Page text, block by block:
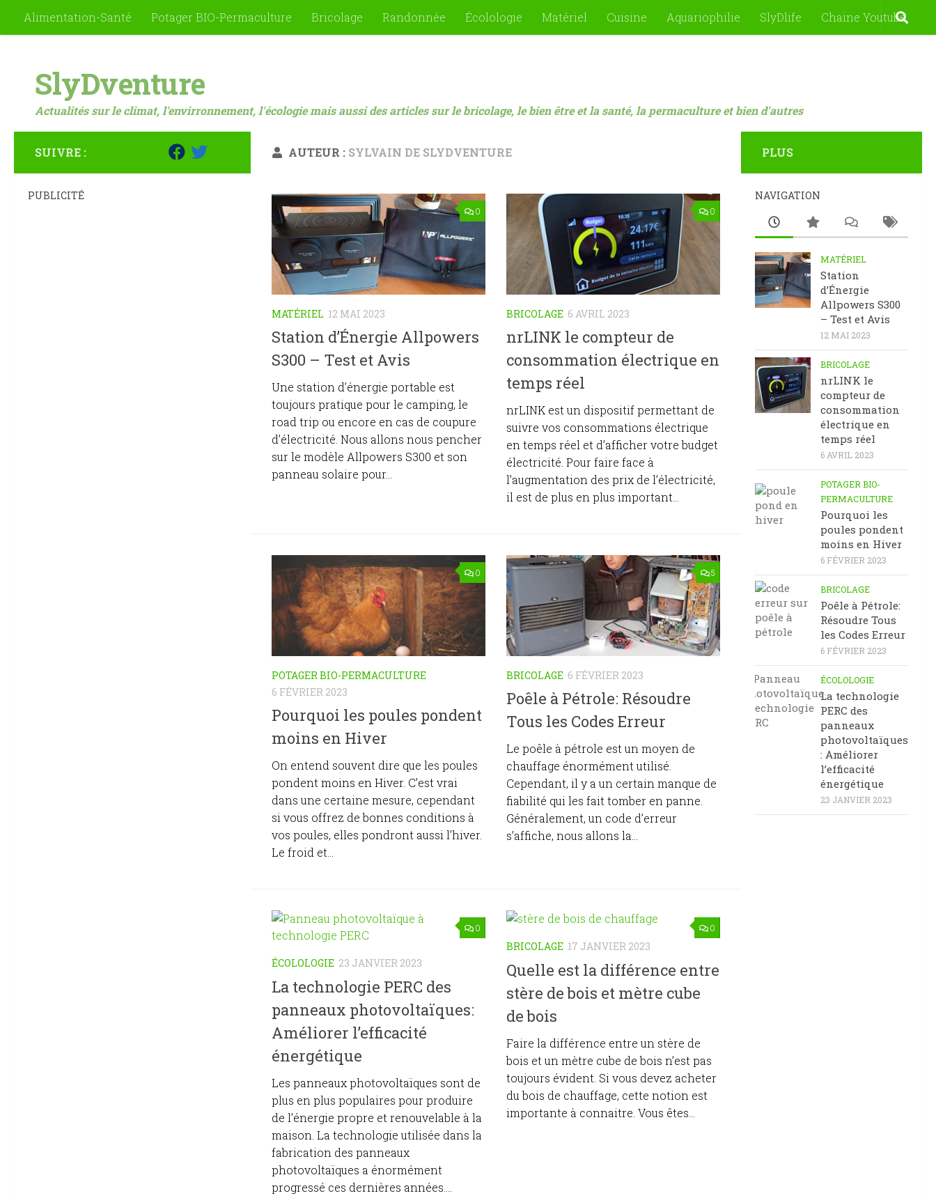
Skip to content
Alimentation-Santé Potager BIO-Permaculture Bricolage Randonnée Écolologie Matériel Cuisine Aquariophilie SlyDlife Chaine Youtube
SlyDventure
Actualités sur le climat, l'envirronnement, l'écologie mais aussi des articles sur le bricolage, le bien être et la santé, la permaculture et bien d'autres
AUTEUR : SYLVAIN DE SLYDVENTURE
0
MATÉRIEL 12 MAI 2023
Station d’Énergie Allpowers
S300 – Test et Avis
Une station d’énergie portable est
toujours pratique pour le camping, le
road trip ou encore en cas de coupure
d’électricité. Nous allons nous pencher
sur le modèle Allpowers S300 et son
panneau solaire pour...
0
BRICOLAGE 6 AVRIL 2023
nrLINK le compteur de
consommation électrique en
temps réel
nrLINK est un dispositif permettant de
suivre vos consommations électrique
en temps réel et d’afficher votre budget
électricité. Pour faire face à
l’augmentation des prix de l’électricité,
il est de plus en plus important...
0
POTAGER BIO-PERMACULTURE
6 FÉVRIER 2023
Pourquoi les poules pondent
moins en Hiver
On entend souvent dire que les poules
pondent moins en Hiver. C’est vrai
dans une certaine mesure, cependant
si vous offrez de bonnes conditions à
vos poules, elles pondront aussi l’hiver.
Le froid et...
5
BRICOLAGE 6 FÉVRIER 2023
Poêle à Pétrole: Résoudre
Tous les Codes Erreur
Le poêle à pétrole est un moyen de
chauffage énormément utilisé.
Cependant, il y a un certain manque de
fiabilité qui les fait tomber en panne.
Généralement, un code d’erreur
s’affiche, nous allons la...
0
ÉCOLOLOGIE 23 JANVIER 2023
La technologie PERC des
panneaux photovoltaïques:
Améliorer l’efficacité
énergétique
Les panneaux photovoltaïques sont de
plus en plus populaires pour produire
de l’énergie propre et renouvelable à la
maison. La technologie utilisée dans la
fabrication des panneaux
photovoltaïques a énormément
progressé ces dernières années....
0
BRICOLAGE 17 JANVIER 2023
Quelle est la différence entre
stère de bois et mètre cube
de bois
Faire la différence entre un stère de
bois et un mètre cube de bois n’est pas
toujours évident. Si vous devez acheter
du bois de chauffage, cette notion est
importante à connaitre. Vous êtes...
SUIVRE :
PUBLICITÉ
PLUS
NAVIGATION
MATÉRIEL
Station
d’Énergie
Allpowers S300
– Test et Avis
12 MAI 2023
BRICOLAGE
nrLINK le
compteur de
consommation
électrique en
temps réel
6 AVRIL 2023
POTAGER BIO-
PERMACULTURE
Pourquoi les
poules pondent
moins en Hiver
6 FÉVRIER 2023
BRICOLAGE
Poêle à Pétrole:
Résoudre Tous
les Codes Erreur
6 FÉVRIER 2023
ÉCOLOLOGIE
La technologie
PERC des
panneaux
photovoltaïques
: Améliorer
l’efficacité
énergétique
23 JANVIER 2023